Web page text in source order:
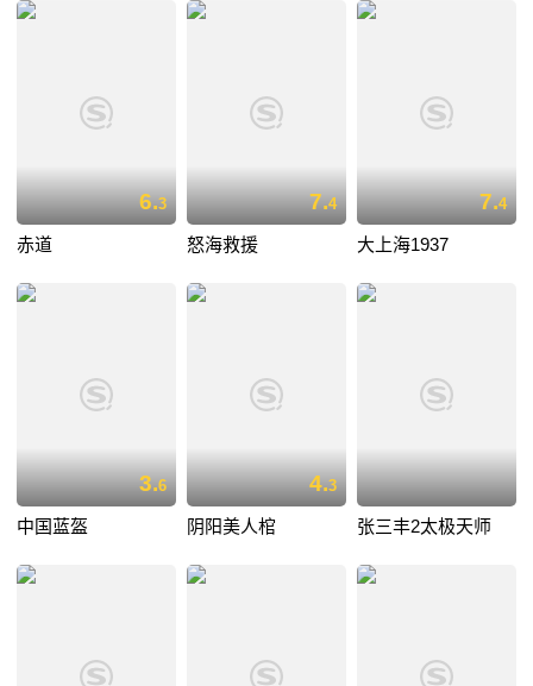
6.3
赤道
7.4
怒海救援
7.4
大上海1937
3.6
中国蓝盔
4.3
阴阳美人棺 张三丰2太极天师